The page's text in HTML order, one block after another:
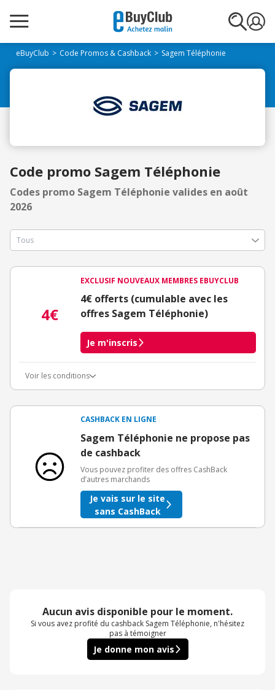
eBuyClub Code Promos & Cashback Sagem Téléphonie
Code promo Sagem Téléphonie
Codes promo Sagem Téléphonie valides en août
2026
4€
EXCLUSIF NOUVEAUX MEMBRES EBUYCLUB
4€ offerts (cumulable avec les
offres Sagem Téléphonie)
Je m'inscris
Voir les conditions
3€ de bienvenue crédités immédiatement + 1€ supplémentaire
Offre réservée à une toute première inscription chez eBuyClub.
CASHBACK EN LIGNE
Sagem Téléphonie ne propose pas
de cashback
Vous pouvez profiter des offres CashBack
d’autres marchands
Je vais sur le site
sans CashBack
Aucun avis disponible pour le moment.
Si vous avez profité du cashback Sagem Téléphonie, n'hésitez
pas à témoigner
Je donne mon avis